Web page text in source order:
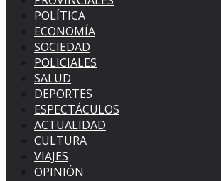
POLÍTICA
ECONOMÍA
SOCIEDAD
POLICIALES
SALUD
DEPORTES
ESPECTÁCULOS
ACTUALIDAD
CULTURA
VIAJES
OPINIÓN